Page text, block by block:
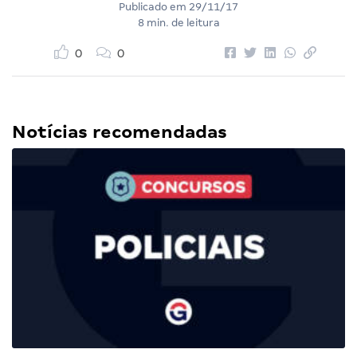
Publicado em 29/11/17
8 min. de leitura
0 0
Notícias recomendadas